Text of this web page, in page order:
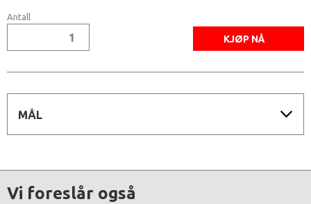
Antall
MÅL
Vi foreslår også